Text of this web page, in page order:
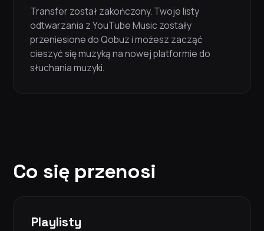
Transfer został zakończony. Twoje listy
odtwarzania z YouTube Music zostały
przeniesione do Qobuz i możesz zacząć
cieszyć się muzyką na nowej platformie do
słuchania muzyki.
Co się przenosi
Playlisty